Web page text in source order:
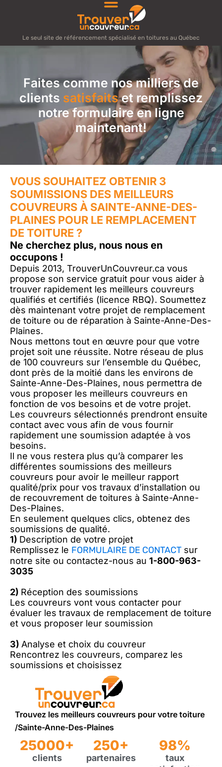
Le seul site de référencement spécialisé en toitures au Québec
Faites comme nos milliers de
clients satisfaitset remplissez
notre formulaire en ligne
maintenant!
VOUS SOUHAITEZ OBTENIR 3
SOUMISSIONS DES MEILLEURS
COUVREURS À SAINTE-ANNE-DES-
PLAINES POUR LE REMPLACEMENT
DE TOITURE ?
Ne cherchez plus, nous nous en
occupons !
Depuis 2013, TrouverUnCouvreur.ca vous
propose son service gratuit pour vous aider à
trouver rapidement les meilleurs couvreurs
qualifiés et certifiés (licence RBQ). Soumettez
dès maintenant votre projet de remplacement
de toiture ou de réparation à Sainte-Anne-Des-
Plaines.
Nous mettons tout en œuvre pour que votre
projet soit une réussite. Notre réseau de plus
de 100 couvreurs sur l’ensemble du Québec,
dont près de la moitié dans les environs de
Sainte-Anne-Des-Plaines, nous permettra de
vous proposer les meilleurs couvreurs en
fonction de vos besoins et de votre projet.
Les couvreurs sélectionnés prendront ensuite
contact avec vous afin de vous fournir
rapidement une soumission adaptée à vos
besoins.
Il ne vous restera plus qu’à comparer les
différentes soumissions des meilleurs
couvreurs pour avoir le meilleur rapport
qualité/prix pour vos travaux d’installation ou
de recouvrement de toitures à Sainte-Anne-
Des-Plaines.
En seulement quelques clics, obtenez des
soumissions de qualité.
1) Description de votre projet
Remplissez le FORMULAIRE DE CONTACT sur
notre site ou contactez-nous au 1-800-963-
3035
2) Réception des soumissions
Les couvreurs vont vous contacter pour
évaluer les travaux de remplacement de toiture
et vous proposer leur soumission
3) Analyse et choix du couvreur
Rencontrez les couvreurs, comparez les
soumissions et choisissez
Trouvez les meilleurs couvreurs pour votre toiture
/Sainte-Anne-Des-Plaines
25000+
clients
250+
partenaires
98%
taux